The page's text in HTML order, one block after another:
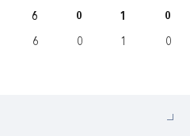
6 0 1 0
6 0 1 0